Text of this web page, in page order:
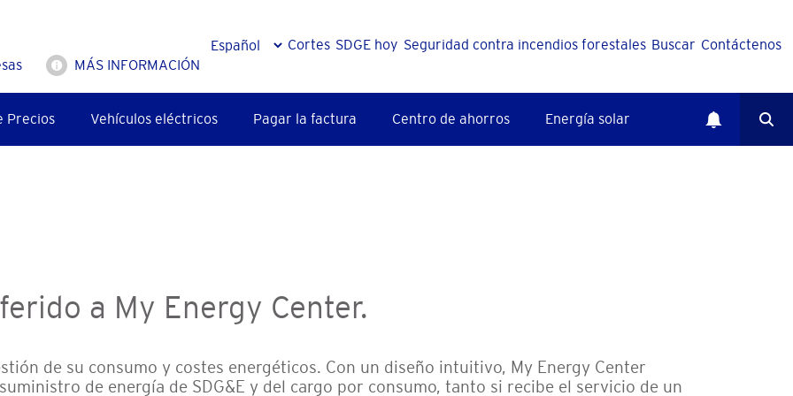
MÁS INFORMACIÓN
Cortes SDGE hoy Seguridad contra incendios forestales Buscar Contáctenos
Precios Vehículos eléctricos Pagar la factura Centro de ahorros Energía solar
a My Energy Center.
de su consumo y costes energéticos. Con un diseño intuitivo, My Energy Center
de energía de SDG&E y del cargo por consumo, tanto si recibe el servicio de un